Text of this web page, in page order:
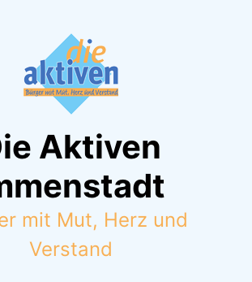
Aktiven
mit Mut, Herz und
Verstand